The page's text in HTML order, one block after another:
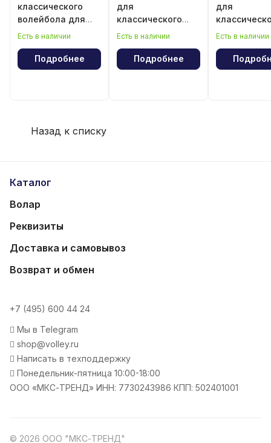
классического
волейбола для
девочки
Есть в наличии
Подробнее
для
классического
волейбола для
Есть в наличии
Подробнее
для
волейбола
Есть в наличии
Назад к списку
Каталог
Волар
Реквизиты
Доставка и самовывоз
Возврат и обмен
+7 (495) 600 44 24
Мы в Telegram
shop@volley.ru
Написать в техподдержку
Понедельник-пятница 10:00-18:00
ООО «МКС-ТРЕНД» ИНН: 7730243986 КПП: 502401001
© 2026 ООО "МКС-ТРЕНД"